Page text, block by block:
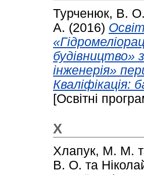
Турченюк, В. О.
А. (2016)
будівництво»
інженерія»
Кваліфікація:
[Освітні
Х
Хлапук, М. М.
В. О. та